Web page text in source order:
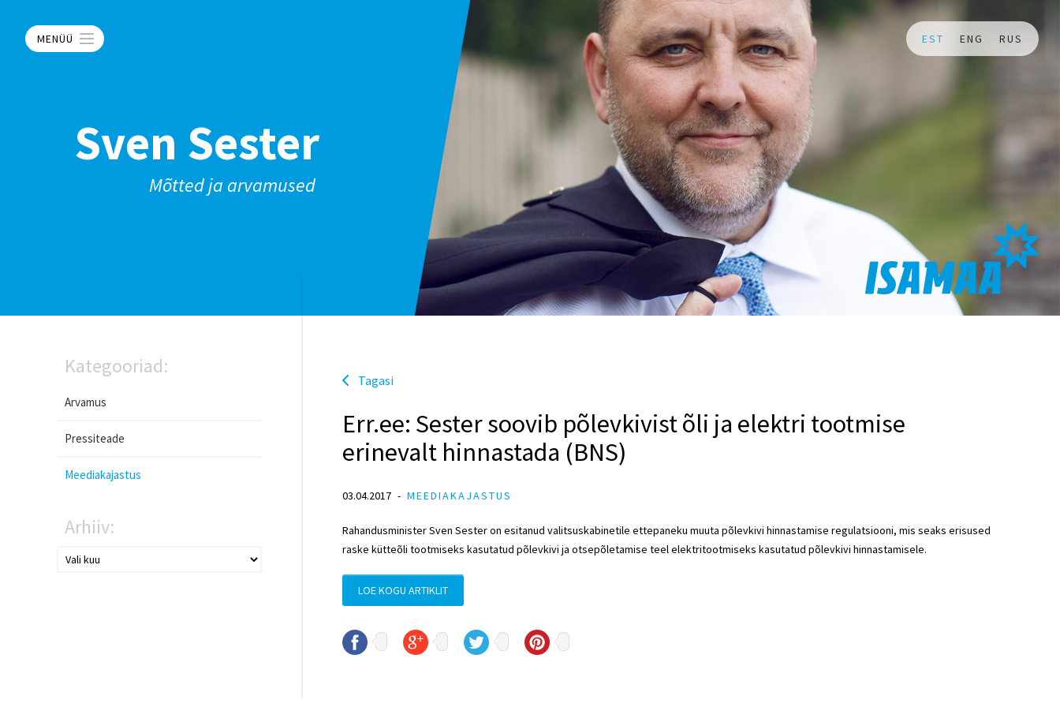
MENÜÜ EST ENG RUS
Sven Sester
Mõtted ja arvamused
Kategooriad:
Arvamus
Pressiteade
Meediakajastus
Arhiiv:
Tagasi
Err.ee: Sester soovib põlevkivist õli ja elektri tootmise
erinevalt hinnastada (BNS)
03.04.2017 MEEDIAKAJASTUS
Rahandusminister Sven Sester on esitanud valitsuskabinetile ettepaneku muuta põlevkivi hinnastamise regulatsiooni, mis seaks erisused
raske kütteõli tootmiseks kasutatud põlevkivi ja otsepõletamise teel elektritootmiseks kasutatud põlevkivi hinnastamisele.
LOE KOGU ARTIKLIT